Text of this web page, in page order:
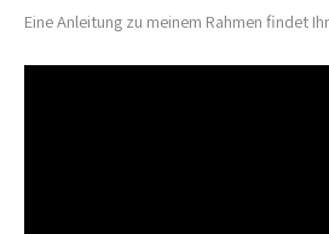
Eine Anleitung zu meinem Rahmen findet